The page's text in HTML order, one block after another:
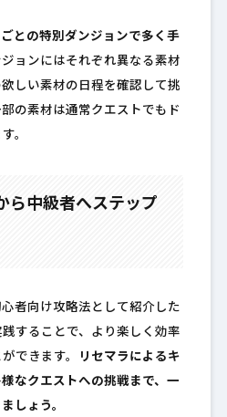
との特別ダンジョンで多く手
ョンにはそれぞれ異なる素材
しい素材の日程を確認して挑
の素材は通常クエストでもド
。
ら中級者へステップ
者向け攻略法として紹介した
することで、より楽しく効率
できます。 リセマラによるキ
なクエストへの挑戦まで、一
しょう。